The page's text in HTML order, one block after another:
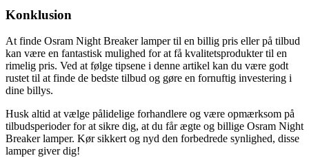
Konklusion
At finde Osram Night Breaker lamper til en billig pris eller på tilbud
kan være en fantastisk mulighed for at få kvalitetsprodukter til en
rimelig pris. Ved at følge tipsene i denne artikel kan du være godt
rustet til at finde de bedste tilbud og gøre en fornuftig investering i
dine billys.
Husk altid at vælge pålidelige forhandlere og være opmærksom på
tilbudsperioder for at sikre dig, at du får ægte og billige Osram Night
Breaker lamper. Kør sikkert og nyd den forbedrede synlighed, disse
lamper giver dig!